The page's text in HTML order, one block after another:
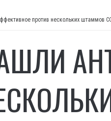
против нескольких штаммов